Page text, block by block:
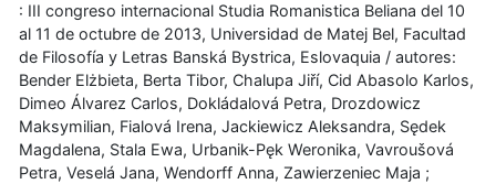
: III congreso internacional Studia Romanistica Beliana del 10
al 11 de octubre de 2013, Universidad de Matej Bel, Facultad
de Filosofía y Letras Banská Bystrica, Eslovaquia / autores:
Bender Elżbieta, Berta Tibor, Chalupa Jiří, Cid Abasolo Karlos,
Dimeo Álvarez Carlos, Dokládalová Petra, Drozdowicz
Maksymilian, Fialová Irena, Jackiewicz Aleksandra, Sędek
Magdalena, Stala Ewa, Urbanik-Pęk Weronika, Vavroušová
Petra, Veselá Jana, Wendorff Anna, Zawierzeniec Maja ;